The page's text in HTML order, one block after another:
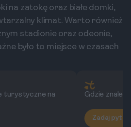
na zatokę oraz białe domki,
klimat. Warto również
stadionie oraz odeonie,
było to miejsce w czasach
turystyczne na
Gdzie
Zadaj